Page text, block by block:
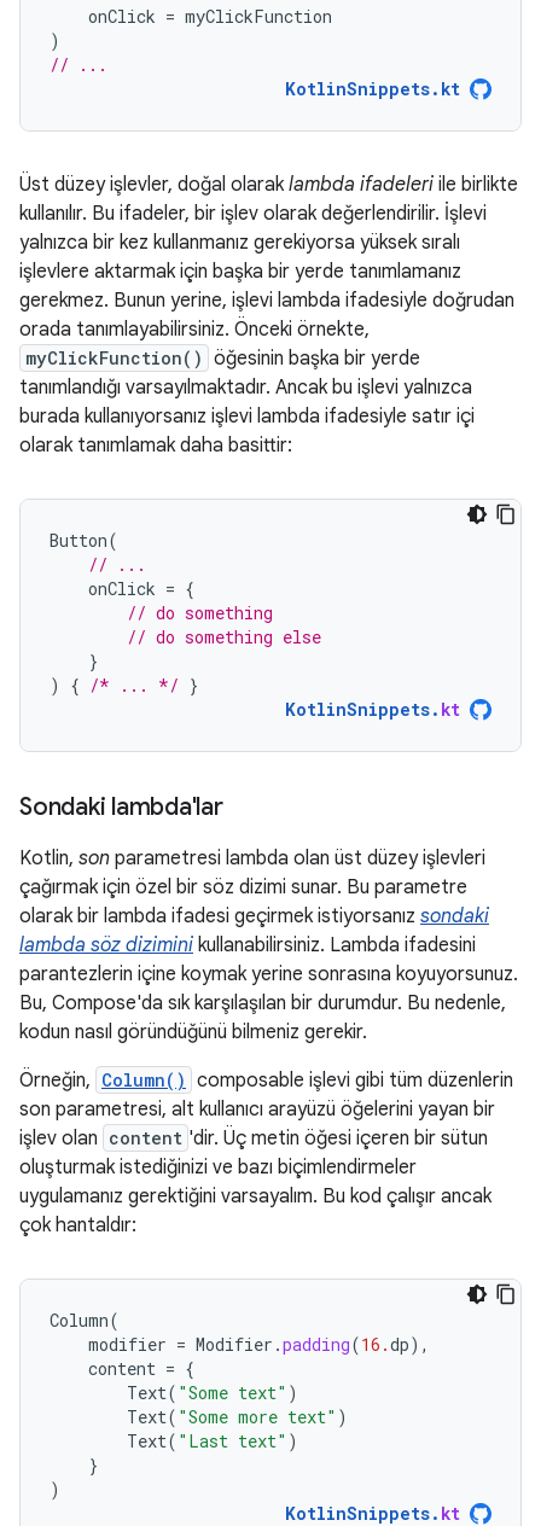
onClick = myClickFunction
)
// ...
KotlinSnippets.kt
Üst düzey işlevler, doğal olarak lambda ifadeleri ile birlikte
kullanılır. Bu ifadeler, bir işlev olarak değerlendirilir. İşlevi
yalnızca bir kez kullanmanız gerekiyorsa yüksek sıralı
işlevlere aktarmak için başka bir yerde tanımlamanız
gerekmez. Bunun yerine, işlevi lambda ifadesiyle doğrudan
orada tanımlayabilirsiniz. Önceki örnekte,
myClickFunction() öğesinin başka bir yerde
tanımlandığı varsayılmaktadır. Ancak bu işlevi yalnızca
burada kullanıyorsanız işlevi lambda ifadesiyle satır içi
olarak tanımlamak daha basittir:
Button(
// ...
onClick = {
// do something
// do something else
}
)
{ /* ... */ }
KotlinSnippets. kt
Sondaki lambda'lar
Kotlin, son parametresi lambda olan üst düzey işlevleri
çağırmak için özel bir söz dizimi sunar. Bu parametre
olarak bir lambda ifadesi geçirmek istiyorsanız sondaki
lambda söz dizimini kullanabilirsiniz. Lambda ifadesini
parantezlerin içine koymak yerine sonrasına koyuyorsunuz.
Bu, Compose'da sık karşılaşılan bir durumdur. Bu nedenle,
kodun nasıl göründüğünü bilmeniz gerekir.
Örneğin, Column() composable işlevi gibi tüm düzenlerin
son parametresi, alt kullanıcı arayüzü öğelerini yayan bir
işlev olan content 'dir. Üç metin öğesi içeren bir sütun
oluşturmak istediğinizi ve bazı biçimlendirmeler
uygulamanız gerektiğini varsayalım. Bu kod çalışır ancak
çok hantaldır:
Column(
modifier = Modifier .padding(16.dp),
content = {
Text( "Some text" )
Text( "Some more text" )
Text( "Last text" )
}
)
KotlinSnippets. kt